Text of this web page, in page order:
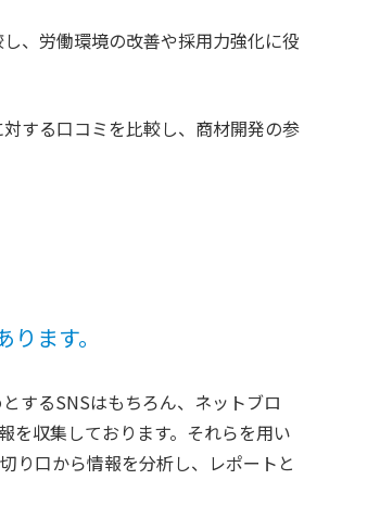
、労働環境の改善や採用力強化に役
する口コミを比較し、商材開発の参
ます。
するSNSはもちろん、ネットブロ
を収集しております。それらを用い
り口から情報を分析し、レポートと